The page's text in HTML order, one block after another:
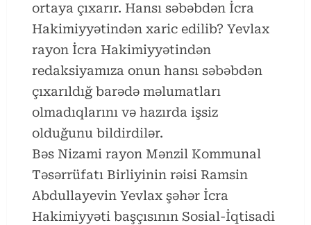
ortaya çıxarır. Hansı səbəbdən İcra
Hakimiyyətindən xaric edilib? Yevlax
rayon İcra Hakimiyyətindən
redaksiyamıza onun hansı səbəbdən
çıxarıldığ barədə məlumatları
olmadıqlarını və hazırda işsiz
olduğunu bildirdilər.
Bəs Nizami rayon Mənzil Kommunal
Təsərrüfatı Birliyinin rəisi Ramsin
Abdullayevin Yevlax şəhər İcra
Hakimiyyəti başçısının Sosial-İqtisadi